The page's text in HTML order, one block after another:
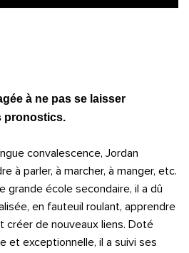
à ne pas se laisser
pronostics.
convalescence, Jordan
à parler, à marcher, à manger, etc.
grande école secondaire, il a dû
en fauteuil roulant, apprendre
créer de nouveaux liens. Doté
et exceptionnelle, il a suivi ses